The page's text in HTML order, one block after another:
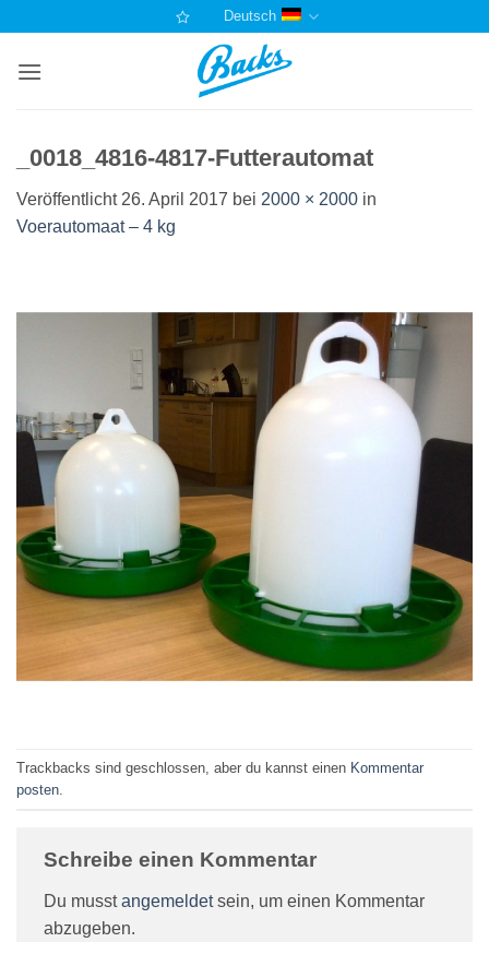
springen
Deutsch
_0018_4816-4817-Futterautomat
Veröffentlicht 26. April 2017 bei 2000 × 2000 in
Voerautomaat – 4 kg
Trackbacks sind geschlossen, aber du kannst einen Kommentar
posten
Schreibe einen Kommentar
Du musstangemeldetsein, um einen Kommentar
abzugeben.